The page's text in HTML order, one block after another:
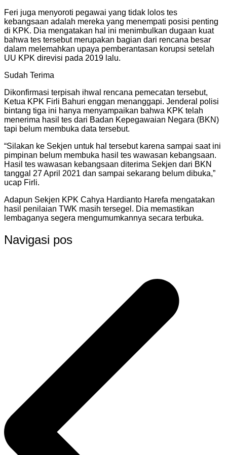
Feri juga menyoroti pegawai yang tidak lolos tes
kebangsaan adalah mereka yang menempati posisi penting
di KPK. Dia mengatakan hal ini menimbulkan dugaan kuat
bahwa tes tersebut merupakan bagian dari rencana besar
dalam melemahkan upaya pemberantasan korupsi setelah
UU KPK direvisi pada 2019 lalu.
Sudah Terima
Dikonfirmasi terpisah ihwal rencana pemecatan tersebut,
Ketua KPK Firli Bahuri enggan menanggapi. Jenderal polisi
bintang tiga ini hanya menyampaikan bahwa KPK telah
menerima hasil tes dari Badan Kepegawaian Negara (BKN)
tapi belum membuka data tersebut.
“Silakan ke Sekjen untuk hal tersebut karena sampai saat ini
pimpinan belum membuka hasil tes wawasan kebangsaan.
Hasil tes wawasan kebangsaan diterima Sekjen dari BKN
tanggal 27 April 2021 dan sampai sekarang belum dibuka,”
ucap Firli.
Adapun Sekjen KPK Cahya Hardianto Harefa mengatakan
hasil penilaian TWK masih tersegel. Dia memastikan
lembaganya segera mengumumkannya secara terbuka.
Navigasi pos